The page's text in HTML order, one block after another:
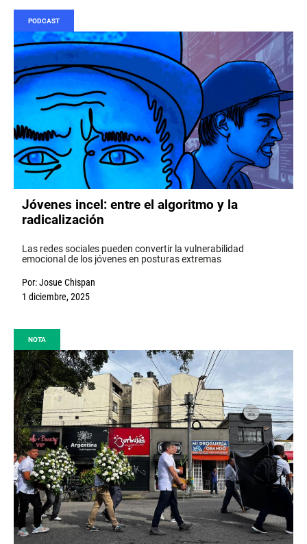
PODCAST
Jóvenes incel: entre el algoritmo y la
radicalización
Las redes sociales pueden convertir la vulnerabilidad
emocional de los jóvenes en posturas extremas
Por:Josue Chispan
1 diciembre, 2025
NOTA